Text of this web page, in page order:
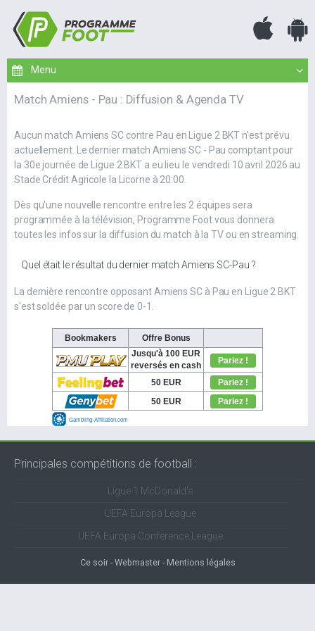
Match Amiens - Pau : Diffusion & Agenda TV
Aucun match Amiens SC contre Pau en Ligue 2 BKT n'est prévu
actuellement. Le dernier match Amiens SC - Pau comptant pour
la 30e journée de Ligue 2 BKT a eu lieu le vendredi 10 avril 2026 au
Stade Crédit Agricole la Licorne à 20:00.
Dès qu'une nouvelle rencontre entre les 2 équipes sera
programmée à la télévision, Programme Foot vous donnera
toutes les infos sur la diffusion du match à la TV ou en streaming.
Quel était le résultat du dernier match Amiens SC-Pau ?
La dernière rencontre opposant Amiens SC à Pau en Ligue 2 BKT
s'est soldée par un score de 0-1.
Principales compétitions de football :
Ligue 1 McDonald's
UEFA Europa League
UEFA Europa Conference League
Ce soir Webmaster Mentions légales